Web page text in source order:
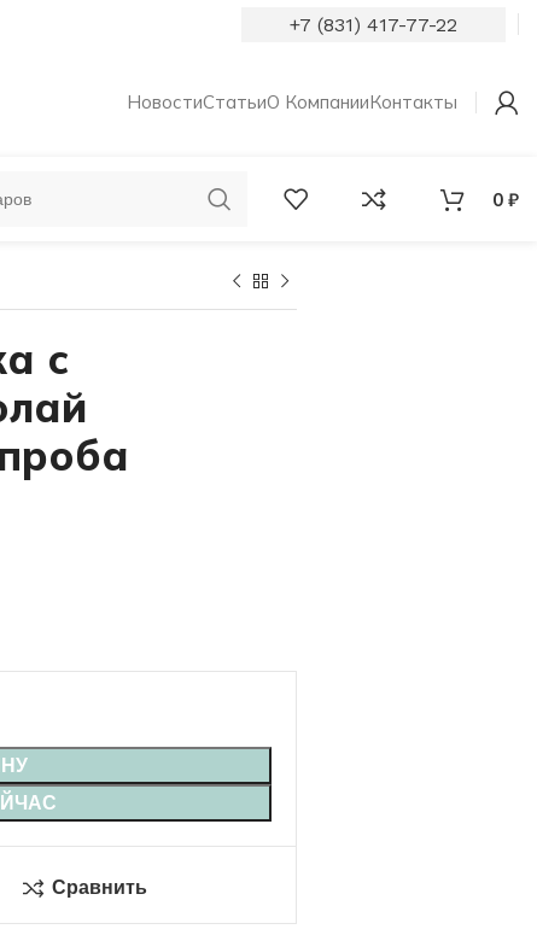
+7 (831) 417-77-22
НовостиСтатьиО КомпанииКонтакты
ОБРУЧАЛЬНЫЕ
КОЛЬЦА С
0 ₽
с
Сравнить